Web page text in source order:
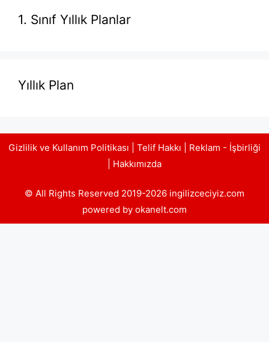
1. Sınıf Yıllık Planlar
Yıllık Plan
Gizlilik ve Kullanım Politikası Telif Hakkı
Reklam - İşbirliği
Hakkımızda
© All Rights Reserved 2019-2026 ingilizceciyiz.com
powered by okanelt.com